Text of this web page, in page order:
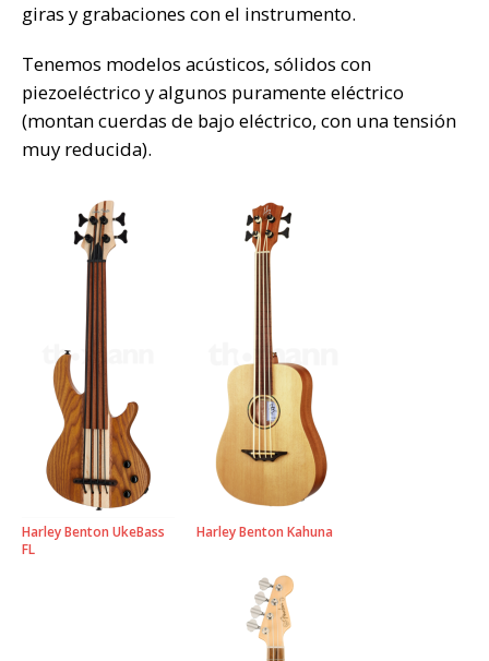
giras y grabaciones con el instrumento.
Tenemos modelos acústicos, sólidos con
piezoeléctrico y algunos puramente eléctrico
(montan cuerdas de bajo eléctrico, con una tensión
muy reducida).
Harley Benton UkeBass
FL
Harley Benton Kahuna